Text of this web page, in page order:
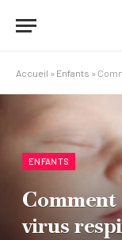
Accueil » Enfants »
ENFANTS
virus